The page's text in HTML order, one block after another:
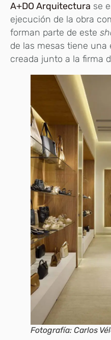
A+DO Arquitectura se
ejecución de la obra
forman parte de este
de las mesas tiene
creada junto a la firma
Fotografía: Carlos